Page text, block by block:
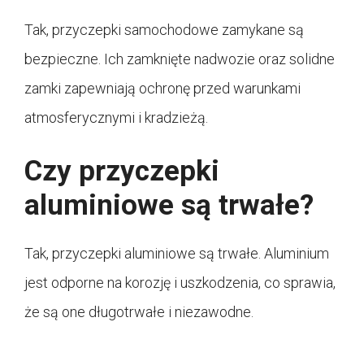
Tak, przyczepki samochodowe zamykane są
bezpieczne. Ich zamknięte nadwozie oraz solidne
zamki zapewniają ochronę przed warunkami
atmosferycznymi i kradzieżą.
Czy przyczepki
aluminiowe są trwałe?
Tak, przyczepki aluminiowe są trwałe. Aluminium
jest odporne na korozję i uszkodzenia, co sprawia,
że są one długotrwałe i niezawodne.